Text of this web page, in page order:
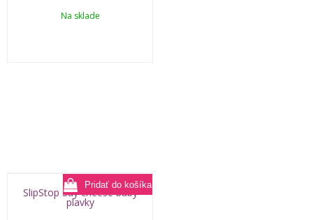
Na sklade
SlipStop Say cheese baby
plavky